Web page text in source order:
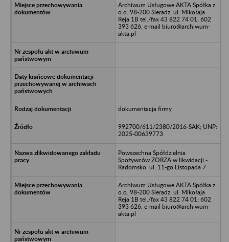
Archiwum Usługowe AKTA Spółka z
o.o. 98-200 Sieradz, ul. Mikołaja
Reja 1B tel./fax 43 822 74 01; 602
393 626, e-mail biuro@archiwum-
akta.pl
dokumentacja firmy
992700/611/2380/2016-SAK; UNP:
2025-00639773
Powszechna Spółdzielnia
Spożywców ZORZA w likwidacji -
Radomsko, ul. 11-go Listopada 7
Archiwum Usługowe AKTA Spółka z
o.o. 98-200 Sieradz, ul. Mikołaja
Reja 1B tel./fax 43 822 74 01; 602
393 626, e-mail biuro@archiwum-
akta.pl